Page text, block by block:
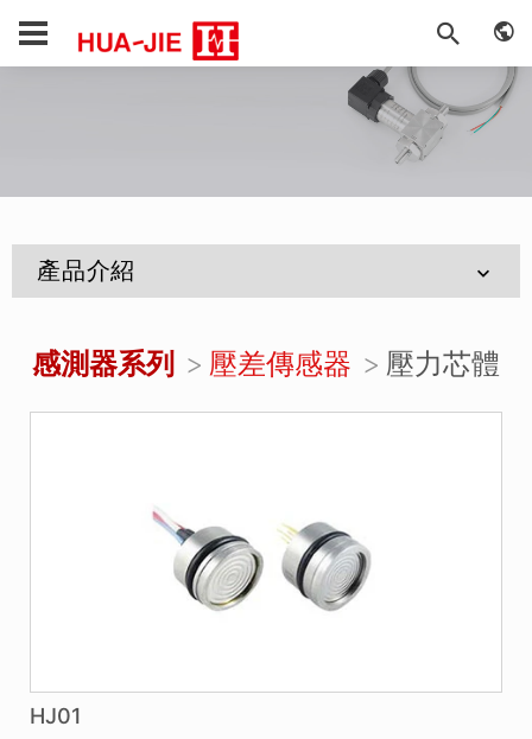
產品介紹
感測器系列 壓差傳感器 壓力芯體
HJ01